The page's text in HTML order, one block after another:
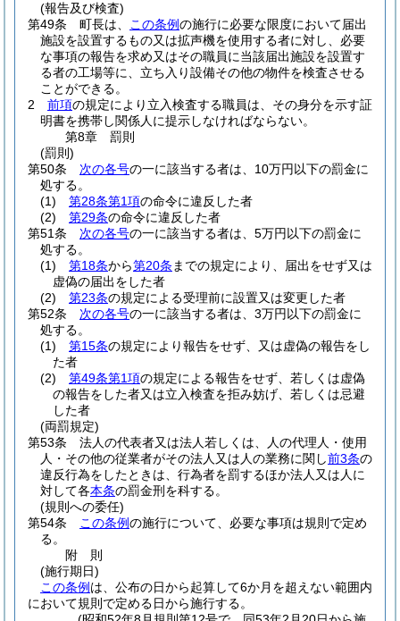
(報告及び検査)
第49条
町長は、 この条例の施行に必要な限度において届出
施設を設置するもの又は拡声機を使用する者に対し、必要
な事項の報告を求め又はその職員に当該届出施設を設置す
る者の工場等に、立ち入り設備その他の物件を検査させる
ことができる。
2
前項の規定により立入検査する職員は、その身分を示す証
明書を携帯し関係人に提示しなければならない。
第8章
罰則
(罰則)
第50条
次の各号の一に該当する者は、10万円以下の罰金に
処する。
(1)
第28条第1項の命令に違反した者
(2)
第29条の命令に違反した者
第51条
次の各号の一に該当する者は、5万円以下の罰金に
処する。
(1)
第18条から第20条 までの規定により、届出をせず又は
虚偽の届出をした者
(2)
第23条の規定による受理前に設置又は変更した者
第52条
次の各号の一に該当する者は、3万円以下の罰金に
処する。
(1)
第15条の規定により報告をせず、又は虚偽の報告をし
た者
(2)
第49条第1項の規定による報告をせず、若しくは虚偽
の報告をした者又は立入検査を拒み妨げ、若しくは忌避
した者
(両罰規定)
第53条
法人の代表者又は法人若しくは、人の代理人・使用
人・その他の従業者がその法人又は人の業務に関し前3条の
違反行為をしたときは、行為者を罰するほか法人又は人に
対して各本条の罰金刑を科する。
(規則への委任)
第54条
この条例の施行について、必要な事項は規則で定め
る。
附 則
(施行期日)
この条例 は、公布の日から起算して6か月を超えない範囲内
において規則で定める日から施行する。